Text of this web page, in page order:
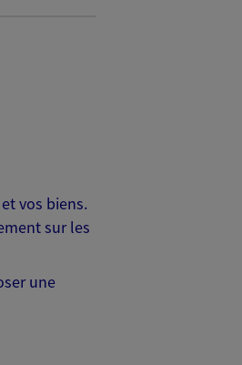
vos biens.
sur les
une